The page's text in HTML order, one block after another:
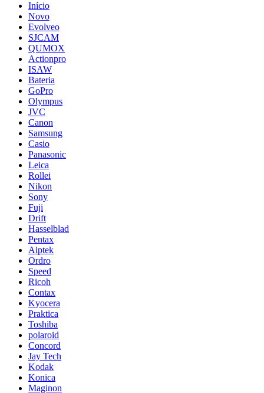
Início
Novo
Evolveo
SJCAM
QUMOX
Actionpro
ISAW
Bateria
GoPro
Olympus
JVC
Canon
Samsung
Casio
Panasonic
Leica
Rollei
Nikon
Sony
Fuji
Drift
Hasselblad
Pentax
Aiptek
Ordro
Speed
Ricoh
Contax
Kyocera
Praktica
Toshiba
polaroid
Concord
Jay Tech
Kodak
Konica
Maginon